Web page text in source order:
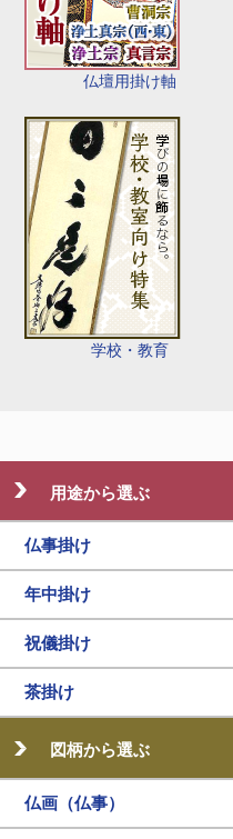
仏壇用掛け軸
学校・教育
用途から選ぶ
仏事掛け
年中掛け
祝儀掛け
茶掛け
図柄から選ぶ
仏画（仏事）